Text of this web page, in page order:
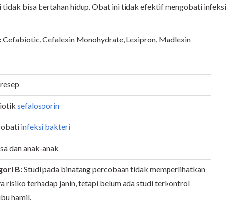
tidak bisa bertahan hidup. Obat ini tidak efektif mengobati infeksi
Cefabiotic, Cefalexin Monohydrate, Lexipron, Madlexin
sefalosporin
infeksi bakteri
dan anak-anak
B:Studi pada binatang percobaan tidak memperlihatkan
risiko terhadap janin, tetapi belum ada studi terkontrol
hamil.